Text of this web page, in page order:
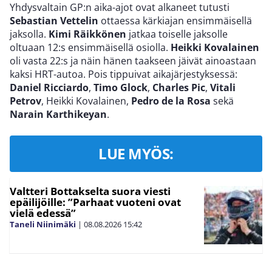
Yhdysvaltain GP:n aika-ajot ovat alkaneet tutusti
Sebastian Vettelin ottaessa kärkiajan ensimmäisellä
jaksolla. Kimi Räikkönen jatkaa toiselle jaksolle
oltuaan 12:s ensimmäisellä osiolla. Heikki Kovalainen
oli vasta 22:s ja näin hänen taakseen jäivät ainoastaan
kaksi HRT-autoa. Pois tippuivat aikajärjestyksessä:
Daniel Ricciardo, Timo Glock, Charles Pic, Vitali
Petrov, Heikki Kovalainen, Pedro de la Rosa sekä
Narain Karthikeyan.
LUE MYÖS:
Valtteri Bottakselta suora viesti
epäilijöille: ”Parhaat vuoteni ovat
vielä edessä”
Taneli Niinimäki | 08.08.2026 15:42